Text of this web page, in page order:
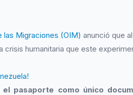
las Migraciones (OIM) anunció que
crisis humanitaria que este
pasaporte como único